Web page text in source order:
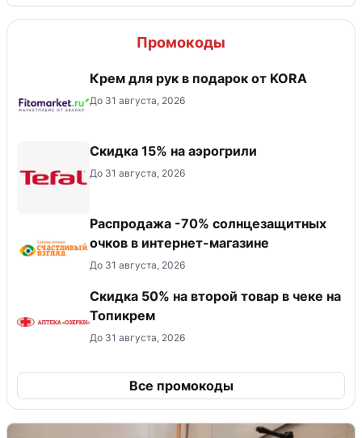
Промокоды
Крем для рук в подарок от KORA
До 31 августа, 2026
Скидка 15% на аэрогрили
До 31 августа, 2026
Распродажа -70% солнцезащитных
очков в интернет-магазине
До 31 августа, 2026
Скидка 50% на второй товар в чеке на
Топикрем
До 31 августа, 2026
Все промокоды